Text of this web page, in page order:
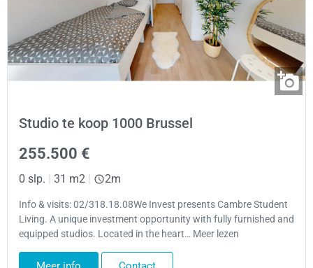
Studio te koop 1000 Brussel
255.500 €
0 slp. | 31 m2 | 2m
Info & visits: 02/318.18.08We Invest presents Cambre Student
Living. A unique investment opportunity with fully furnished and
equipped studios. Located in the heart… Meer lezen